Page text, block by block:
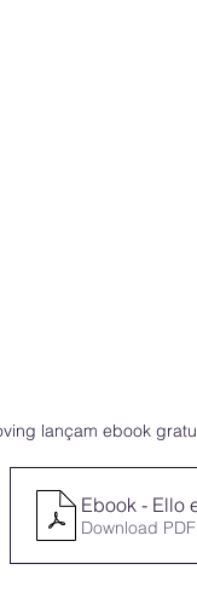
lançam ebook
Ebook - Ello
Download